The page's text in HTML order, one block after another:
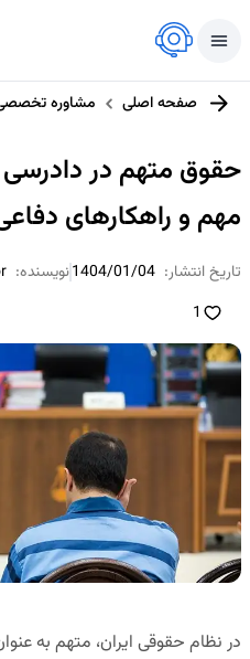
صفحه اصلی مشاوره
حقوق متهم در دادرسی
مهم و راهکارهای
تاریخ انتشار: 1404/01/04نویسنده:
1
در نظام حقوقی ایران، متهم به